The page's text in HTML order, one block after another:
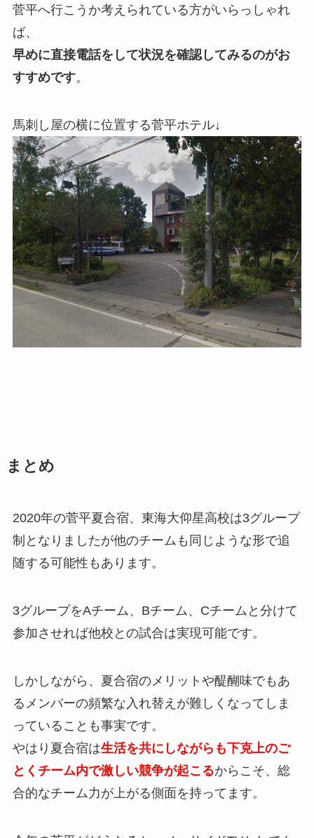
菅平へ行こうか考えられている方がいらっしゃれ
ば、
早めに直接電話をして状況を確認してみるのがお
すすめです。
馬刺し屋の横に位置する菅平ホテル↓
まとめ
2020年の菅平夏合宿、東海大仰星高校は3グループ
制となりましたが他のチームも同じような形で追
随する可能性もあります。
3グループをAチーム、Bチーム、Cチームと分けて
参加させれば他校との試合は実現可能です。
しかしながら、夏合宿のメリットや醍醐味でもあ
るメンバーの頻繁な入れ替えが難しくなってしま
っていることも事実です。
やはり夏合宿は生活を共にしながらも下克上のご
とくチーム内で激しい競争が起こるからこそ、総
合的なチーム力が上がる側面を持ってます。